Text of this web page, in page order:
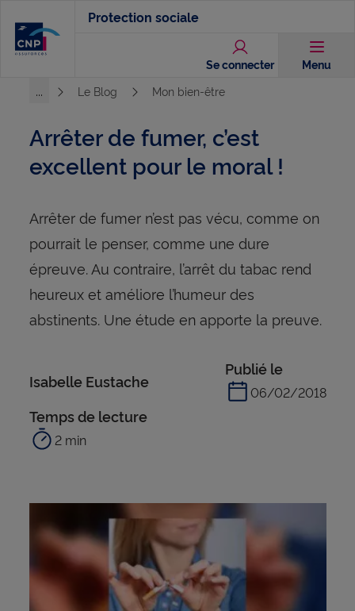
contenu
Protection sociale
Se connecter Menu
...
Le Blog Mon bien-être
Arrêter de fumer, c’est
excellent pour le moral !
Arrêter de fumer n’est pas vécu, comme on
pourrait le penser, comme une dure
épreuve. Au contraire, l’arrêt du tabac rend
heureux et améliore l’humeur des
abstinents. Une étude en apporte la preuve.
Isabelle Eustache
Publié le
06/02/2018
Temps de lecture
2 min